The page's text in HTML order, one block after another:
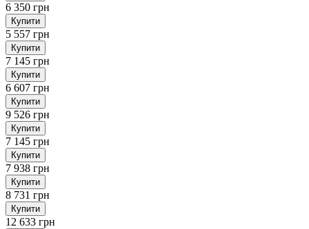
6 350 грн
Купити
5 557 грн
Купити
7 145 грн
Купити
6 607 грн
Купити
9 526 грн
Купити
7 145 грн
Купити
7 938 грн
Купити
8 731 грн
Купити
12 633 грн